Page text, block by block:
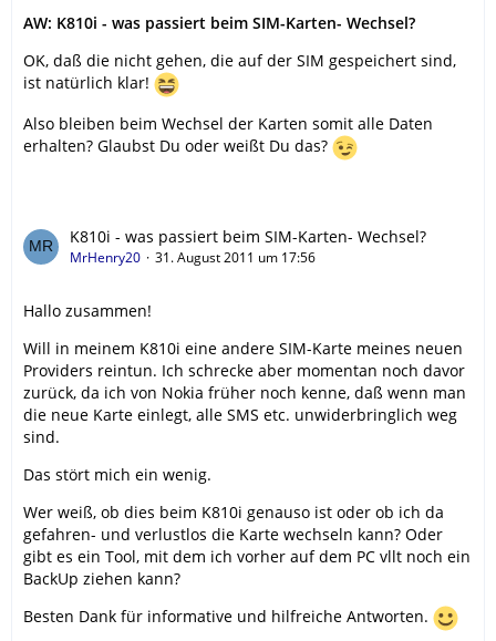
AW: K810i - was passiert beim SIM-Karten- Wechsel?
OK, daß die nicht gehen, die auf der SIM gespeichert sind,
ist natürlich klar!
Also bleiben beim Wechsel der Karten somit alle Daten
erhalten? Glaubst Du oder weißt Du das?
K810i - was passiert beim SIM-Karten- Wechsel?
MrHenry20 31. August 2011 um 17:56
Hallo zusammen!
Will in meinem K810i eine andere SIM-Karte meines neuen
Providers reintun. Ich schrecke aber momentan noch davor
zurück, da ich von Nokia früher noch kenne, daß wenn man
die neue Karte einlegt, alle SMS etc. unwiderbringlich weg
sind.
Das stört mich ein wenig.
Wer weiß, ob dies beim K810i genauso ist oder ob ich da
gefahren- und verlustlos die Karte wechseln kann? Oder
gibt es ein Tool, mit dem ich vorher auf dem PC vllt noch ein
BackUp ziehen kann?
Besten Dank für informative und hilfreiche Antworten.